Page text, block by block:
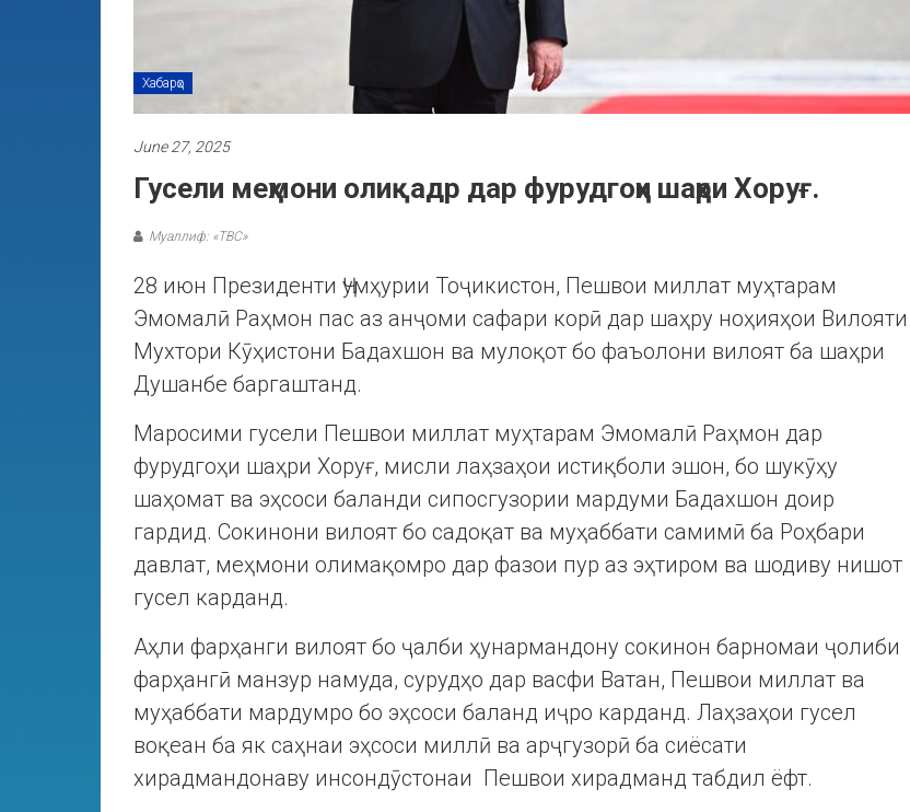
Хабарҳо
June 27, 2025
Гусели меҳмони олиқадр дар фурудгоҳи шаҳри Хоруғ.
Муаллиф: «ТВС»
28 июн Президенти Ҷумҳурии Тоҷикистон, Пешвои миллат муҳтарам
Эмомалӣ Раҳмон пас аз анҷоми сафари корӣ дар шаҳру ноҳияҳои Вилояти
Мухтори Кӯҳистони Бадахшон ва мулоқот бо фаъолони вилоят ба шаҳри
Душанбе баргаштанд.
Маросими гусели Пешвои миллат муҳтарам Эмомалӣ Раҳмон дар
фурудгоҳи шаҳри Хоруғ, мисли лаҳзаҳои истиқболи эшон, бо шукӯҳу
шаҳомат ва эҳсоси баланди сипосгузории мардуми Бадахшон доир
гардид. Сокинони вилоят бо садоқат ва муҳаббати самимӣ ба Роҳбари
давлат, меҳмони олимақомро дар фазои пур аз эҳтиром ва шодиву нишот
гусел карданд.
Аҳли фарҳанги вилоят бо ҷалби ҳунармандону сокинон барномаи ҷолиби
фарҳангӣ манзур намуда, сурудҳо дар васфи Ватан, Пешвои миллат ва
муҳаббати мардумро бо эҳсоси баланд иҷро карданд. Лаҳзаҳои гусел
воқеан ба як саҳнаи эҳсоси миллӣ ва арҷгузорӣ ба сиёсати
хирадмандонаву инсондӯстонаи Пешвои хирадманд табдил ёфт.